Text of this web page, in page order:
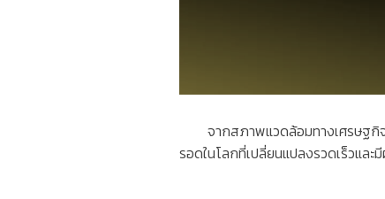
จากสภาพแวดล้อมทางเศรษฐกิจแ
รอดในโลกที่เปลี่ยนแปลงรวดเร็วและ